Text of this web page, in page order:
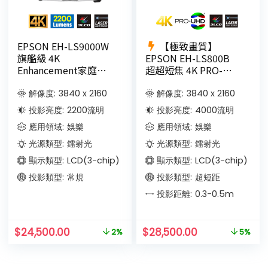
EPSON EH-LS9000W
旗艦級 4K
Enhancement家庭影
解像度: 3840 x 2160
投影亮度: 2200流明
應用領域: 娛樂
光源類型: 鐳射光
顯示類型: LCD(3-chip)
投影類型: 常規
$24,500.00 2%
【極致畫質】
EPSON EH-LS800B
超超短焦 4K PRO-
9.8cm投100吋(黑色)
解像度: 3840 x 2160
投影亮度: 4000流明
應用領域: 娛樂
光源類型: 鐳射光
顯示類型: LCD(3-chip)
投影類型: 超短距
投影距離: 0.3-0.5m
$28,500.00 5%